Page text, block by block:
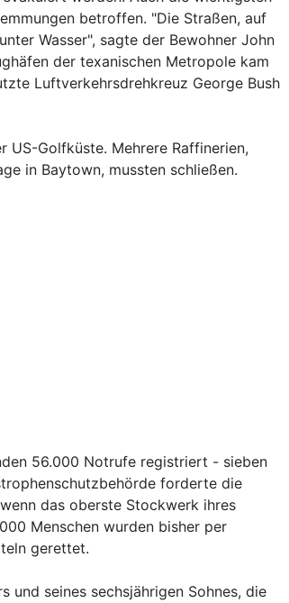
betroffen. "Die Straßen, auf
Wasser", sagte der Bewohner John
der texanischen Metropole kam
Luftverkehrsdrehkreuz George Bush
US-Golfküste. Mehrere Raffinerien,
in Baytown, mussten schließen.
56.000 Notrufe registriert - sieben
forderte die
das oberste Stockwerk ihres
Menschen wurden bisher per
gerettet.
und seines sechsjährigen Sohnes, die